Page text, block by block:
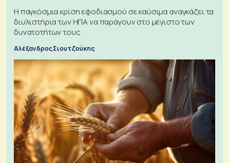
Η παγκόσμια κρίση εφοδιασμού σε καύσιμα αναγκάζει τα
διυλιστήρια των ΗΠΑ να παράγουν στο μέγιστο των
δυνατοτήτων τους
Αλέξανδρος Σιουτζούκης